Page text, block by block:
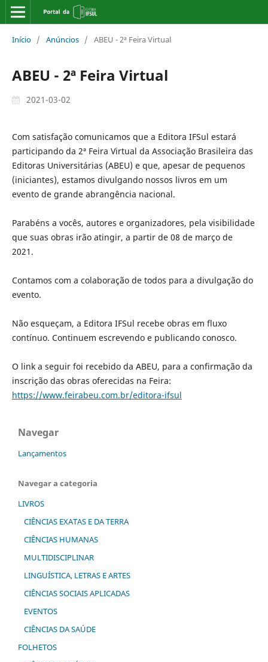
Início / Anúncios / ABEU - 2ª Feira Virtual
ABEU - 2ª Feira Virtual
2021-03-02
Com satisfação comunicamos que a Editora IFSul estará
participando da 2ª Feira Virtual da Associação Brasileira das
Editoras Universitárias (ABEU) e que, apesar de pequenos
(iniciantes), estamos divulgando nossos livros em um
evento de grande abrangência nacional.
Parabéns a vocês, autores e organizadores, pela visibilidade
que suas obras irão atingir, a partir de 08 de março de
2021.
Contamos com a colaboração de todos para a divulgação do
evento.
Não esqueçam, a Editora IFSul recebe obras em fluxo
contínuo. Continuem escrevendo e publicando conosco.
O link a seguir foi recebido da ABEU, para a confirmação da
inscrição das obras oferecidas na Feira:
https://www.feirabeu.com.br/editora-ifsul
Navegar
Lançamentos
Navegar a categoria
LIVROS
CIÊNCIAS EXATAS E DA TERRA
CIÊNCIAS HUMANAS
MULTIDISCIPLINAR
LINGUÍSTICA, LETRAS E ARTES
CIÊNCIAS SOCIAIS APLICADAS
EVENTOS
CIÊNCIAS DA SAÚDE
FOLHETOS